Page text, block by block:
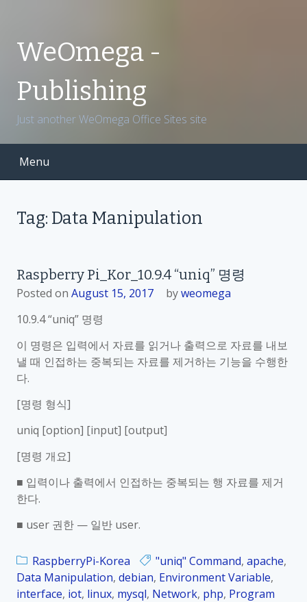
WeOmega -
Publishing
Just another WeOmega Office Sites site
Menu
Tag: Data Manipulation
Raspberry Pi_Kor_10.9.4 “uniq” 명령
Posted on August 15, 2017 byweomega
10.9.4 “uniq” 명령
이 명령은 입력에서 자료를 읽거나 출력으로 자료를 내보
낼 때 인접하는 중복되는 자료를 제거하는 기능을 수행한
다.
[명령 형식]
uniq [option] [input] [output]
[명령 개요]
■ 입력이나 출력에서 인접하는 중복되는 행 자료를 제거
한다.
■ user 권한 — 일반 user.
RaspberryPi-Korea "uniq" Command, apache,
Data Manipulation, debian, Environment Variable,
interface, iot, linux, mysql, Network, php, Program